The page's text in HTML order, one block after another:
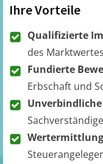
Ihre Vorteile
Qualifizierte
des Marktwertes
Fundierte
Erbschaft und
Sachverständige